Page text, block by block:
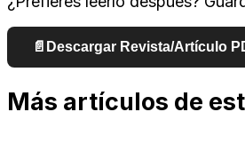
📄 Descargar Revista/Artículo
Más artículos de